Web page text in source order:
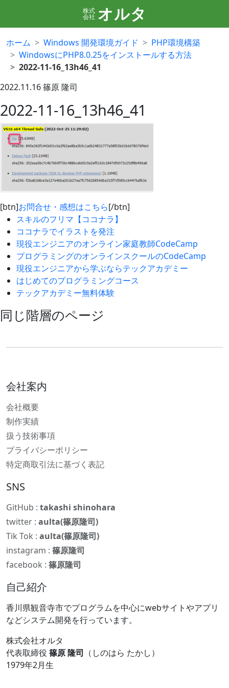
株式
会社 オルタ
ホーム Windows 開発環境ガイド
PHP環境構築
WindowsにPHP8.0.25をインストールする方法
2022-11-16_13h46_41
2022.11.16篠原 隆司
2022-11-16_13h46_41
[btn]お問合せ・感想はこちら[/btn]
スキルのフリマ【ココナラ】
ココナラでイラストを発注
現役エンジニアのオンライン家庭教師CodeCamp
プログラミングのオンラインスクールのCodeCamp
現役エンジニアから学ぶならテックアカデミー
はじめてのプログラミングコース
テックアカデミー無料体験
同じ階層のページ
会社案内
会社概要
制作実績
扱う技術事項
プライバシーポリシー
特定商取引法に基づく表記
SNS
GitHub : takashi shinohara
twitter : aulta(篠原隆司)
Tik Tok : aulta(篠原隆司)
instagram : 篠原隆司
facebook : 篠原隆司
自己紹介
香川県観音寺市でプログラムを中心にwebサイトやアプリ
などシステム開発を行っています。
株式会社オルタ
代表取締役 篠原 隆司 （しのはら たかし）
1979年2月生